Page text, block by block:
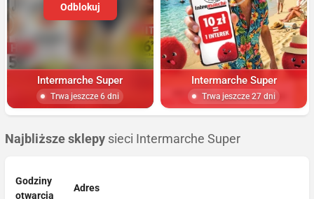
Odblokuj
Intermarche Super
Trwa jeszcze 6 dni
Intermarche Super
Trwa jeszcze 27 dni
Najbliższe sklepy sieci Intermarche Super
Godziny
otwarcia
Adres